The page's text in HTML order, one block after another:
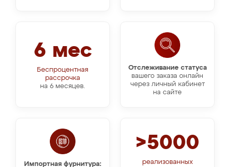
Отслеживание статуса
вашего заказа онлайн
через личный кабинет
на сайте
6 мес
Беспроцентная
рассрочка
на 6 месяцев.
Импортная фурнитура:
>5000
реализованных